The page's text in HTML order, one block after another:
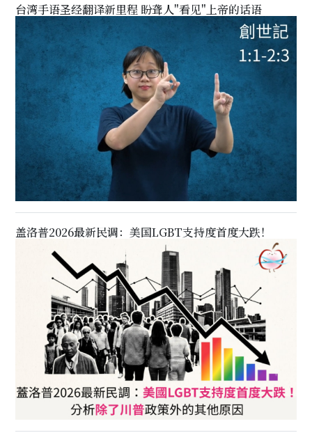
台湾手语圣经翻译新里程 盼聋人"看见"上帝的话语
盖洛普2026最新民调：美国LGBT支持度首度大跌！